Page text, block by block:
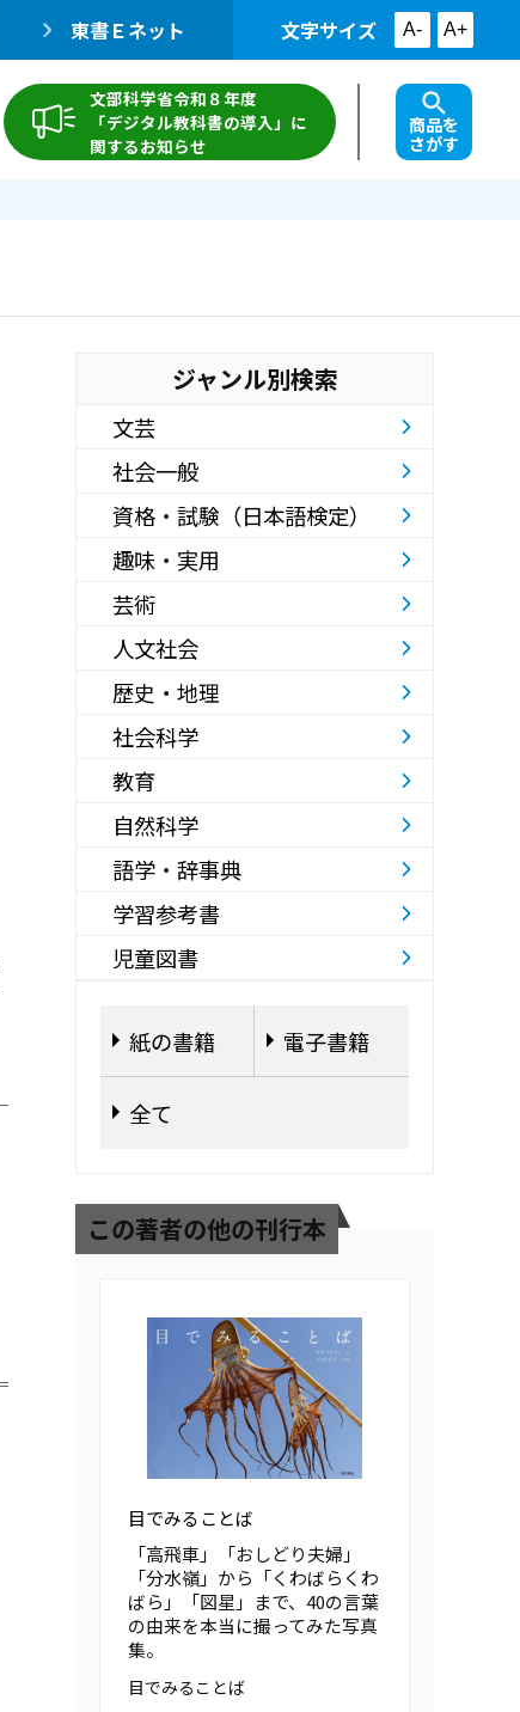
東書Ｅネット 文字サイズ A- A+
文部科学省令和８年度
「デジタル教科書の導入」に
関するお知らせ
商品を
さがす
ジャンル別検索
文芸
社会一般
資格・試験（日本語検定）
趣味・実用
芸術
人文社会
歴史・地理
社会科学
教育
自然科学
語学・辞事典
学習参考書
児童図書
紙の書籍 電子書籍
全て
この著者の他の刊行本
目でみることば
「高飛車」「おしどり夫婦」
「分水嶺」から「くわばらくわ
ばら」「図星」まで、40の言葉
の由来を本当に撮ってみた写真
集。
目でみることば